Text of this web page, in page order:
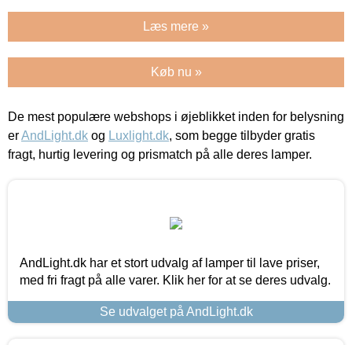
Læs mere »
Køb nu »
De mest populære webshops i øjeblikket inden for belysning
erAndLight.dk og Luxlight.dk, som begge tilbyder gratis
fragt, hurtig levering og prismatch på alle deres lamper.
AndLight.dk har et stort udvalg af lamper til lave priser,
med fri fragt på alle varer. Klik her for at se deres udvalg.
Se udvalget på AndLight.dk